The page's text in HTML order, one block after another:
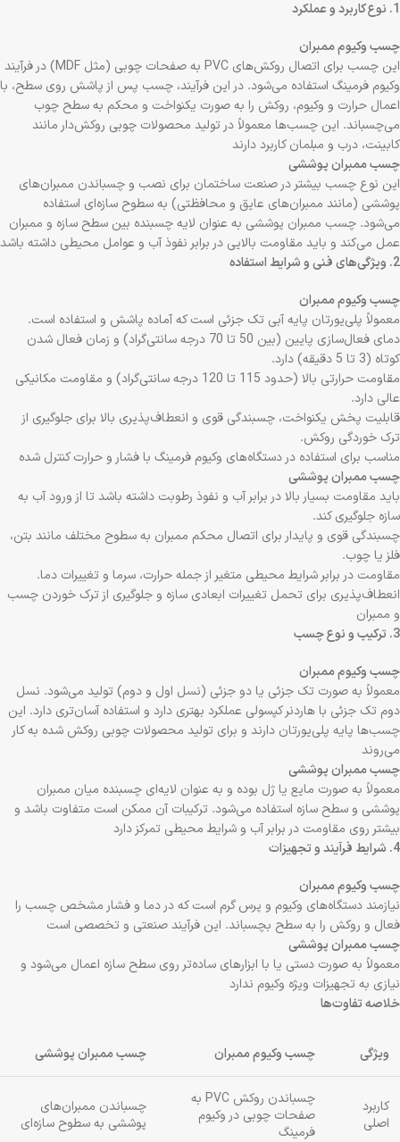
1. نوع کاربرد و عملکرد
چسب وکیوم ممبران
این چسب برای اتصال روکش‌های PVC به صفحات چوبی (مثل MDF) در فرآیند
وکیوم فرمینگ استفاده می‌شود. در این فرآیند، چسب پس از پاشش روی سطح، با
اعمال حرارت و وکیوم، روکش را به صورت یکنواخت و محکم به سطح چوب
می‌چسباند. این چسب‌ها معمولاً در تولید محصولات چوبی روکش‌دار مانند
کابینت، درب و مبلمان کاربرد دارند
چسب ممبران پوششی
این نوع چسب بیشتر در صنعت ساختمان برای نصب و چسباندن ممبران‌های
پوششی (مانند ممبران‌های عایق و محافظتی) به سطوح سازه‌ای استفاده
می‌شود. چسب ممبران پوششی به عنوان لایه چسبنده بین سطح سازه و ممبران
عمل می‌کند و باید مقاومت بالایی در برابر نفوذ آب و عوامل محیطی داشته باشد
2. ویژگی‌های فنی و شرایط استفاده
چسب وکیوم ممبران
معمولاً پلی‌یورتان پایه آبی تک جزئی است که آماده پاشش و استفاده است.
دمای فعال‌سازی پایین (بین 50 تا 70 درجه سانتی‌گراد) و زمان فعال شدن
کوتاه (3 تا 5 دقیقه) دارد.
مقاومت حرارتی بالا (حدود 115 تا 120 درجه سانتی‌گراد) و مقاومت مکانیکی
عالی دارد.
قابلیت پخش یکنواخت، چسبندگی قوی و انعطاف‌پذیری بالا برای جلوگیری از
ترک خوردگی روکش.
مناسب برای استفاده در دستگاه‌های وکیوم فرمینگ با فشار و حرارت کنترل شده
چسب ممبران پوششی
باید مقاومت بسیار بالا در برابر آب و نفوذ رطوبت داشته باشد تا از ورود آب به
سازه جلوگیری کند.
چسبندگی قوی و پایدار برای اتصال محکم ممبران به سطوح مختلف مانند بتن،
فلز یا چوب.
مقاومت در برابر شرایط محیطی متغیر از جمله حرارت، سرما و تغییرات دما.
انعطاف‌پذیری برای تحمل تغییرات ابعادی سازه و جلوگیری از ترک خوردن چسب
و ممبران
3. ترکیب و نوع چسب
چسب وکیوم ممبران
معمولاً به صورت تک جزئی یا دو جزئی (نسل اول و دوم) تولید می‌شود. نسل
دوم تک جزئی با هاردنر کپسولی عملکرد بهتری دارد و استفاده آسان‌تری دارد. این
چسب‌ها پایه پلی‌یورتان دارند و برای تولید محصولات چوبی روکش شده به کار
می‌روند
چسب ممبران پوششی
معمولاً به صورت مایع یا ژل بوده و به عنوان لایه‌ای چسبنده میان ممبران
پوششی و سطح سازه استفاده می‌شود. ترکیبات آن ممکن است متفاوت باشد و
بیشتر روی مقاومت در برابر آب و شرایط محیطی تمرکز دارد
4. شرایط فرآیند و تجهیزات
چسب وکیوم ممبران
نیازمند دستگاه‌های وکیوم و پرس گرم است که در دما و فشار مشخص چسب را
فعال و روکش را به سطح بچسباند. این فرآیند صنعتی و تخصصی است
چسب ممبران پوششی
معمولاً به صورت دستی یا با ابزارهای ساده‌تر روی سطح سازه اعمال می‌شود و
نیازی به تجهیزات ویژه وکیوم ندارد
خلاصه تفاوت‌ها
ویژگی چسب وکیوم ممبران چسب ممبران پوششی
کاربرد
اصلی
چسباندن روکش PVC به
صفحات چوبی در وکیوم
فرمینگ
چسباندن ممبران‌های
پوششی به سطوح سازه‌ای